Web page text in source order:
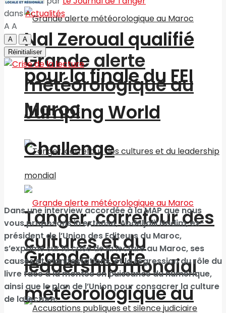
Grande alerte
météorologique au
Maroc
Tanger, carrefour des
cultures et du
leadership mondial
Nal Zeroual qualifié
pour la finale du FEI
Jumping World
Challenge
Grande alerte
météorologique au
dans Actualités
A A
A
A
Réinitialiser
Dans une interview accordée à la MAP que nous
vous proposons in extenso, Abdeljalil Nadim, ex-
président de l’Union des Editeurs du Maroc,
s’exprime sur la crise de la lecture au Maroc, ses
causes et manifestations, et la régression du rôle du
livre face à la montée en puissance du numérique,
ainsi que le plan de l’Union pour consacrer la culture
de la lecture.